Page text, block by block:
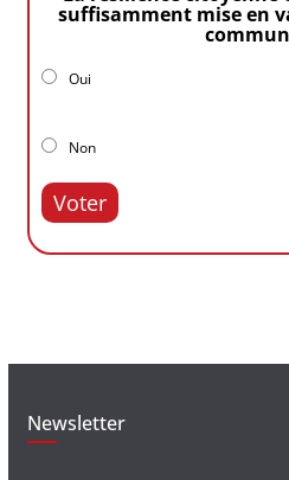
suffisamment mise en
Oui
Non
Voter
Newsletter